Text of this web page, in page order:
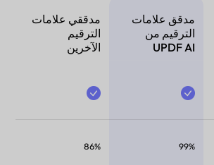
مدقق علامات
الترقيم من
UPDF AI
مدققي علامات
الترقيم
الآخرين
99%
86%